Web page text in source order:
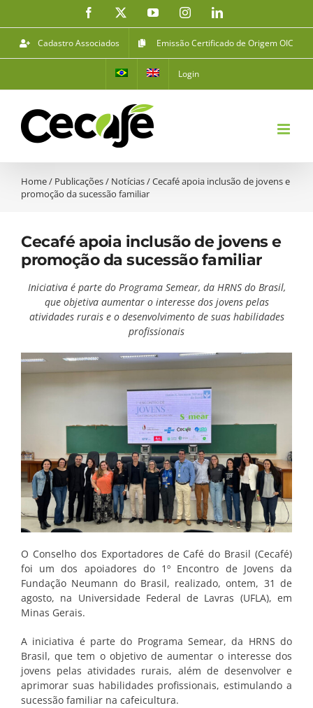
conteúdo
Facebook YouTubeInstagramLinkedIn
Cadastro Associados Emissão Certificado de Origem OIC
Login
Home/ Publicações/ Notícias/Cecafé apoia inclusão de jovens e
promoção da sucessão familiar
Cecafé apoia inclusão de jovens e
promoção da sucessão familiar
Iniciativa é parte do Programa Semear, da HRNS do Brasil,
que objetiva aumentar o interesse dos jovens pelas
atividades rurais e o desenvolvimento de suas habilidades
profissionais
O Conselho dos Exportadores de Café do Brasil (Cecafé)
foi um dos apoiadores do 1º Encontro de Jovens da
Fundação Neumann do Brasil, realizado, ontem, 31 de
agosto, na Universidade Federal de Lavras (UFLA), em
Minas Gerais.
A iniciativa é parte do Programa Semear, da HRNS do
Brasil, que tem o objetivo de aumentar o interesse dos
jovens pelas atividades rurais, além de desenvolver e
aprimorar suas habilidades profissionais, estimulando a
sucessão familiar na cafeicultura.